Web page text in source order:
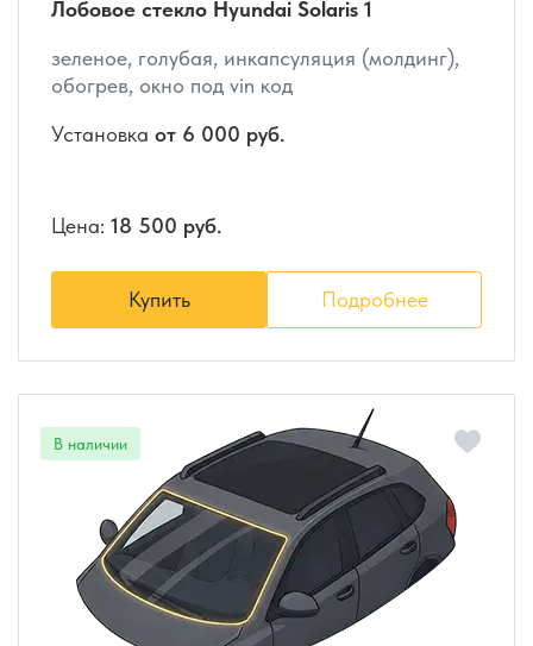
Лобовое стекло Hyundai Solaris 1
зеленое, голубая, инкапсуляция (молдинг),
обогрев, окно под vin код
Установка от 6 000 руб.
Цена: 18 500 руб.
Купить Подробнее